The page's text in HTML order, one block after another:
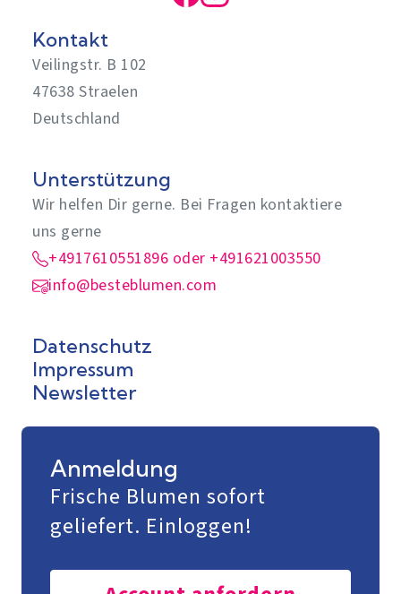
Kontakt
Veilingstr. B 102
47638 Straelen
Deutschland
Unterstützung
Wir helfen Dir gerne. Bei Fragen kontaktiere
uns gerne
+4917610551896 oder +491621003550
info@besteblumen.com
Datenschutz
Impressum
Newsletter
Anmeldung
Frische Blumen sofort
geliefert. Einloggen!